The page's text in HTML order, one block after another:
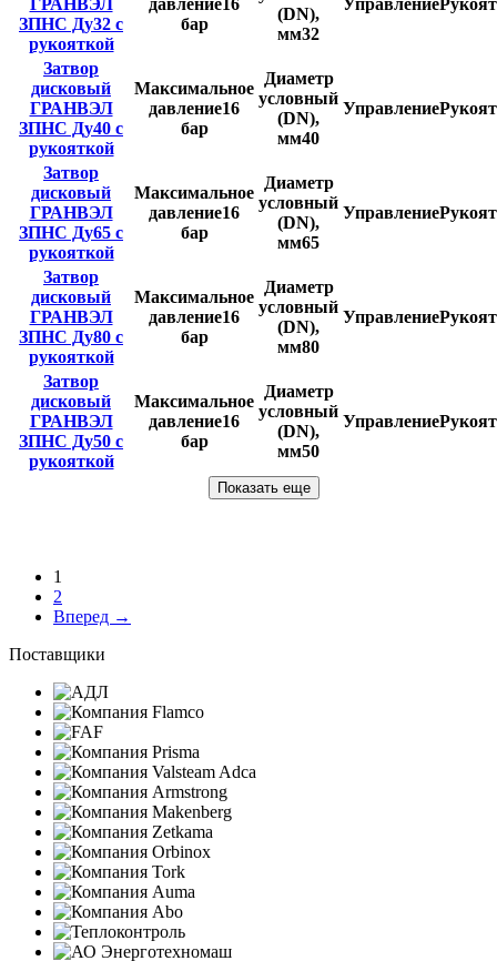
ЗПНС Ду32 с
рукояткой
бар
(DN),
мм32
Затвор
дисковый
ГРАНВЭЛ
ЗПНС Ду40 с
рукояткой
Максимальное
давление16
бар
Диаметр
условный
(DN),
мм40
Управление
Затвор
дисковый
ГРАНВЭЛ
ЗПНС Ду65 с
рукояткой
Максимальное
давление16
бар
Диаметр
условный
(DN),
мм65
Управление
Затвор
дисковый
ГРАНВЭЛ
ЗПНС Ду80 с
рукояткой
Максимальное
давление16
бар
Диаметр
условный
(DN),
мм80
Управление
Затвор
дисковый
ГРАНВЭЛ
ЗПНС Ду50 с
рукояткой
Максимальное
давление16
бар
Диаметр
условный
(DN),
мм50
Управление
Показать еще
1
2
Вперед →
Поставщики